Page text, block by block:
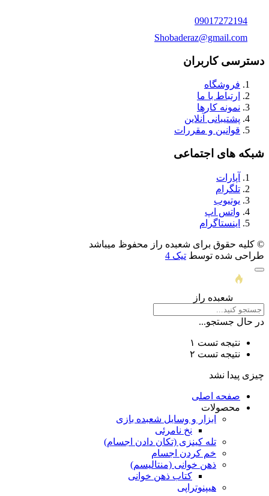
09017272194
Shobaderaz@gmail.com
دسترسی کاربران
فروشگاه
ارتباط با ما
نمونه کارها
پشتیبانی آنلاین
قوانین و مقررات
شبکه های اجتماعی
آپارات
تلگرام
یوتیوب
واتس اپ
اینستاگرام
© کلیه حقوق برای شعبده راز محفوظ میباشد
طراحی شده توسط تیک 4
شعبده راز
در حال جستجو...
نتیجه تست ۱
نتیجه تست ۲
چیزی پیدا نشد
صفحه اصلی
محصولات
ابزار و وسایل شعبده بازی
نخ نامرئی
تله کینزی (تکان دادن اجسام)
خم کردن اجسام
ذهن خوانی (منتالیسم)
کتاب ذهن خوانی
هیپنوتراپی